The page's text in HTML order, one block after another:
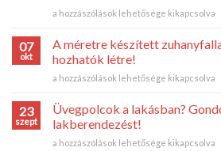
színeken
bejegyzéshez
5
amiért
üvegfelületet
használni
lakásban
bejegyzéshez
a hozzászólások lehetősége kikapcsolva
07
okt
A méretre készített
hozhatók létre!
A
készített
zuhanyfallal
egyedi
terek
a hozzászólások lehetősége kikapcsolva
23
szept
Üvegpolcok a lakásban?
lakberendezést!
Üvegpolcok
a hozzászólások lehetősége kikapcsolva